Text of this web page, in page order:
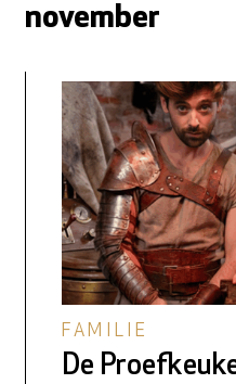
november
FAMILIE
De